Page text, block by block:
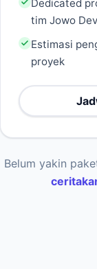
Dedicated
tim Jowo
Estimasi
proyek
Belum yakin